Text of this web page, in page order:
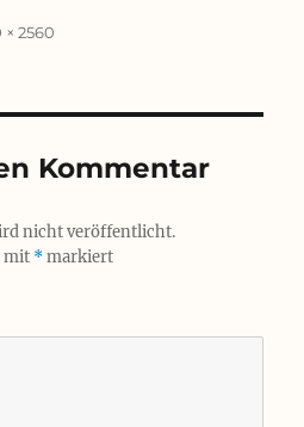
× 2560
Kommentar
nicht veröffentlicht.
mit *markiert